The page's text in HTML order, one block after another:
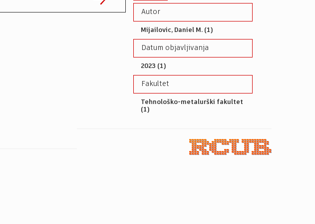
Autor
Mijailovic, Daniel M. (1)
Datum objavljivanja
2023 (1)
Fakultet
Tehnološko-metalurški fakultet
(1)